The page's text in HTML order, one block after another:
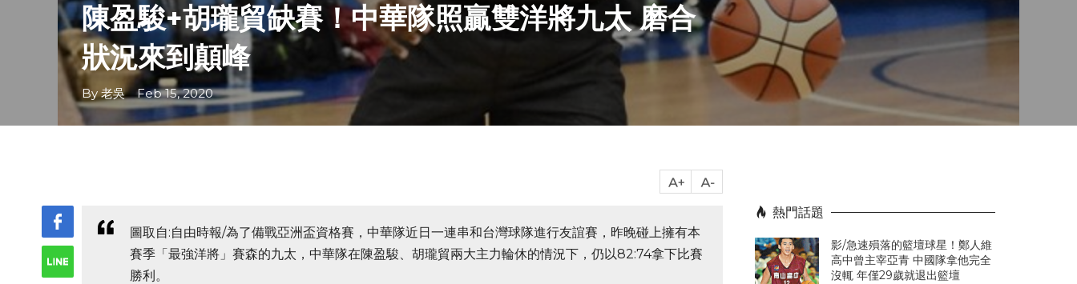
陳盈駿+胡瓏貿缺賽！中華隊照贏雙洋將九太 磨合
狀況來到顛峰
By 老吳 Feb 15, 2020
圖取自:自由時報/為了備戰亞洲盃資格賽，中華隊近日一連串和台灣球隊進行友誼賽，昨晚碰上擁有本
賽季「最強洋將」賽森的九太，中華隊在陳盈駿、胡瓏貿兩大主力輪休的情況下，仍以82:74拿下比賽
勝利。
熱門話題
影/急速殞落的籃壇球星！鄭人維
高中曾主宰亞青 中國隊拿他完全
沒輒 年僅29歲就退出籃壇